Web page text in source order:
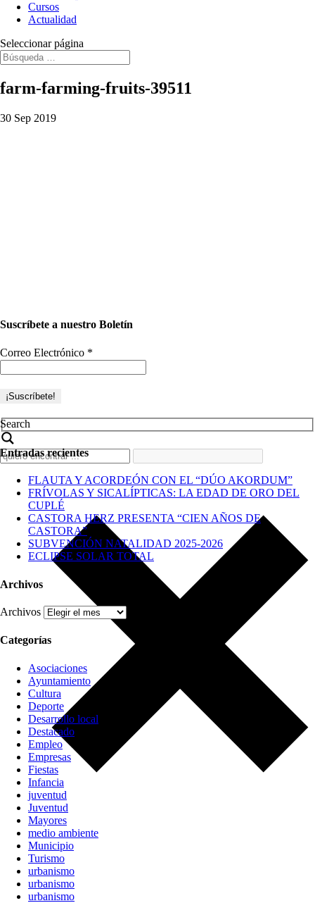
Cursos
Actualidad
Seleccionar página
farm-farming-fruits-39511
30 Sep 2019
Suscríbete a nuestro Boletín
Correo Electrónico *
Search
Entradas recientes
FLAUTA Y ACORDEÓN CON EL “DÚO AKORDUM”
FRÍVOLAS Y SICALÍPTICAS: LA EDAD DE ORO DEL
CUPLÉ
CASTORA HERZ PRESENTA “CIEN AÑOS DE
CASTORA”
SUBVENCIÓN NATALIDAD 2025-2026
ECLIPSE SOLAR TOTAL
Archivos
Archivos
Categorías
Asociaciones
Ayuntamiento
Cultura
Deporte
Desarrollo local
Destacado
Empleo
Empresas
Fiestas
Infancia
juventud
Juventud
Mayores
medio ambiente
Municipio
Turismo
urbanismo
urbanismo
urbanismo